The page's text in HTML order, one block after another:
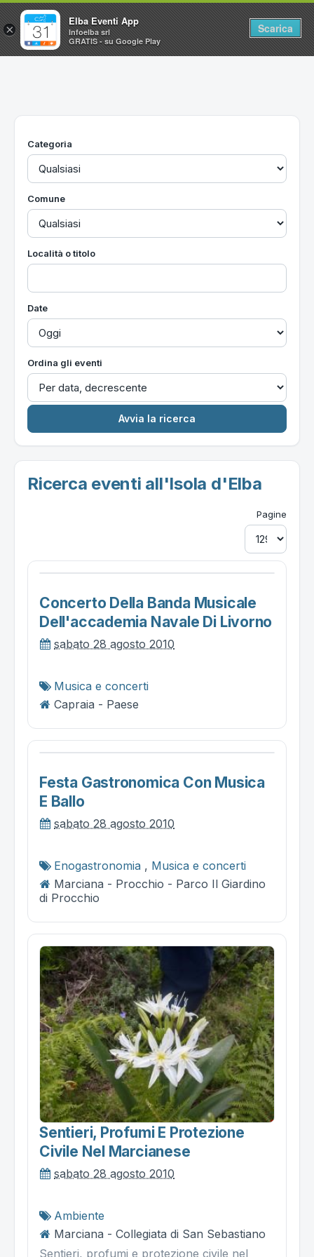
Home
Utilità
Categoria
Comune
Località o titolo
Date
Ordina gli eventi
Ricerca eventi all'Isola d'Elba
Pagine
Concerto Della Banda Musicale
Dell'accademia Navale Di Livorno
sabato 28 agosto 2010
Musica e concerti
Capraia - Paese
Festa Gastronomica Con Musica
E Ballo
sabato 28 agosto 2010
Enogastronomia , Musica e concerti
Marciana - Procchio - Parco Il Giardino
di Procchio
Sentieri, Profumi E Protezione
Civile Nel Marcianese
sabato 28 agosto 2010
Ambiente
Marciana - Collegiata di San Sebastiano
Sentieri, profumi e protezione civile nel
×
Elba Eventi App
Infoelba srl
GRATIS - su Google Play
Scarica